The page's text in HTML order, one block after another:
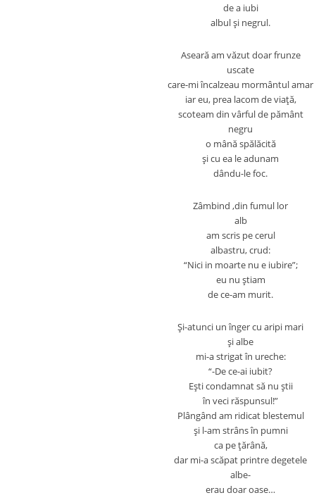
de a iubi
albul şi negrul.
Aseară am văzut doar frunze
uscate
care-mi încalzeau mormântul amar
iar eu, prea lacom de viaţă,
scoteam din vârful de pământ
negru
o mână spălăcită
şi cu ea le adunam
dându-le foc.
Zâmbind ,din fumul lor
alb
am scris pe cerul
albastru, crud:
“Nici in moarte nu e iubire”;
eu nu ştiam
de ce-am murit.
Şi-atunci un înger cu aripi mari
şi albe
mi-a strigat în ureche:
“-De ce-ai iubit?
Eşti condamnat să nu ştii
în veci răspunsul!”
Plângând am ridicat blestemul
şi l-am strâns în pumni
ca pe ţărână,
dar mi-a scăpat printre degetele
albe-
erau doar oase…